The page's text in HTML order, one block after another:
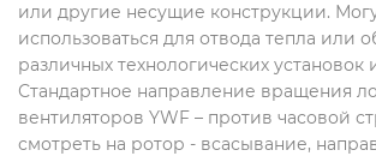
или другие несущие конструкции.
использоваться для отвода тепла или
различных технологических установок
Стандартное направление вращения
вентиляторов YWF – против часовой
смотреть на ротор - всасывание,